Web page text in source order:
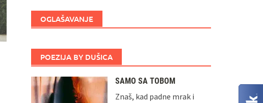
OGLAŠAVANJE
POEZIJA BY DUŠICA
SAMO SA TOBOM
Znaš, kad padne mrak i